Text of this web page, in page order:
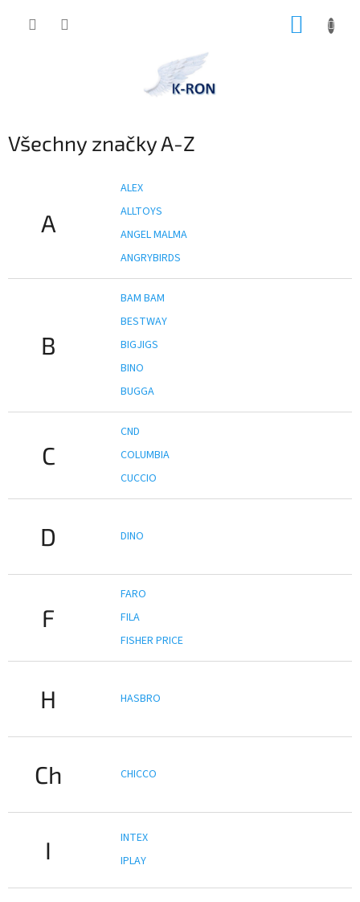
Všechny značky A-Z
A
ALEX
ALLTOYS
ANGEL MALMA
ANGRYBIRDS
B
BAM BAM
BESTWAY
BIGJIGS
BINO
BUGGA
C
CND
COLUMBIA
CUCCIO
D DINO
F
FARO
FILA
FISHER PRICE
H HASBRO
Ch CHICCO
I
INTEX
IPLAY